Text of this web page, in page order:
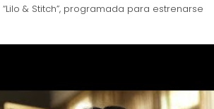
& Stitch”, programada para estrenarse